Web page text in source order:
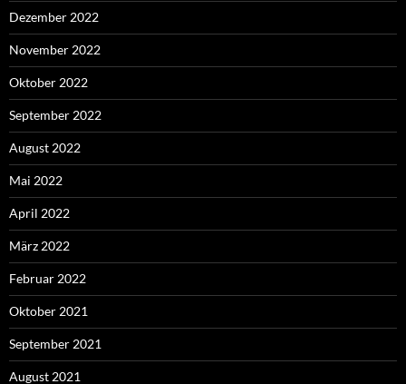
Dezember 2022
November 2022
Oktober 2022
September 2022
August 2022
Mai 2022
April 2022
März 2022
Februar 2022
Oktober 2021
September 2021
August 2021